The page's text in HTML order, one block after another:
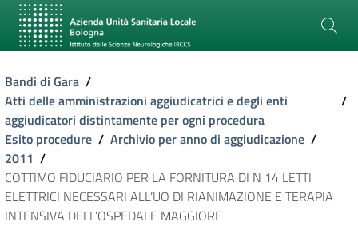
Bandi di Gara /
Atti delle amministrazioni aggiudicatrici e degli enti
aggiudicatori distintamente per ogni procedura
/
Esito procedure / Archivio per anno di aggiudicazione /
2011 /
COTTIMO FIDUCIARIO PER LA FORNITURA DI N 14 LETTI
ELETTRICI NECESSARI ALL’UO DI RIANIMAZIONE E TERAPIA
INTENSIVA DELL’OSPEDALE MAGGIORE